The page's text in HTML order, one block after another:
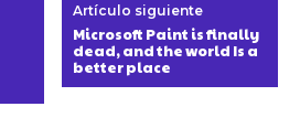
Artículo siguiente
Microsoft Paint is finally
dead, and the world Is a
better place